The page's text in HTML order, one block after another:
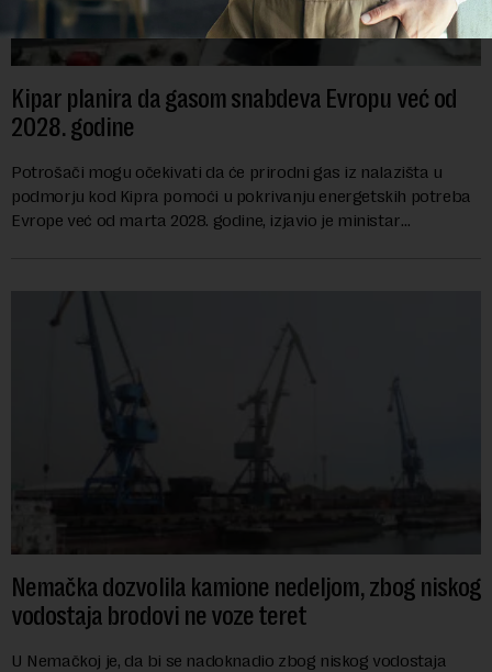
Kipar planira da gasom snabdeva Evropu već od
2028. godine
Potrošači mogu očekivati da će prirodni gas iz nalazišta u
podmorju kod Kipra pomoći u pokrivanju energetskih potreba
Evrope već od marta 2028. godine, izjavio je ministar
Nemačka dozvolila kamione nedeljom, zbog niskog
vodostaja brodovi ne voze teret
U Nemačkoj je, da bi se nadoknadio zbog niskog vodostaja